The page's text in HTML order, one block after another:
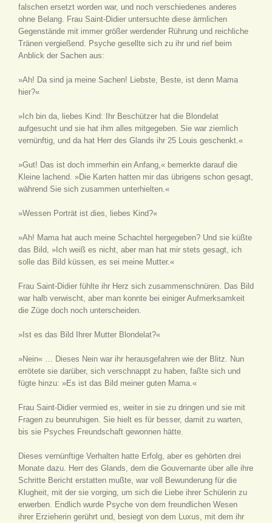
falschen ersetzt worden war, und noch verschiedenes anderes
ohne Belang. Frau Saint-Didier untersuchte diese ärmlichen
Gegenstände mit immer größer werdender Rührung und reichliche
Tränen vergießend. Psyche gesellte sich zu ihr und rief beim
Anblick der Sachen aus:
»Ah! Da sind ja meine Sachen! Liebste, Beste, ist denn Mama
hier?«
»Ich bin da, liebes Kind: Ihr Beschützer hat die Blondelat
aufgesucht und sie hat ihm alles mitgegeben. Sie war ziemlich
vernünftig, und da hat Herr des Glands ihr 25 Louis geschenkt.«
»Gut! Das ist doch immerhin ein Anfang,« bemerkte darauf die
Kleine lachend. »Die Karten hatten mir das übrigens schon gesagt,
während Sie sich zusammen unterhielten.«
»Wessen Porträt ist dies, liebes Kind?«
»Ah! Mama hat auch meine Schachtel hergegeben? Und sie küßte
das Bild, »Ich weiß es nicht, aber man hat mir stets gesagt, ich
solle das Bild küssen, es sei meine Mutter.«
Frau Saint-Didier fühlte ihr Herz sich zusammenschnüren. Das Bild
war halb verwischt, aber man konnte bei einiger Aufmerksamkeit
die Züge doch noch unterscheiden.
»Ist es das Bild Ihrer Mutter Blondelat?«
»Nein« … Dieses Nein war ihr herausgefahren wie der Blitz. Nun
errötete sie darüber, sich verschnappt zu haben, faßte sich und
fügte hinzu: »Es ist das Bild meiner guten Mama.«
Frau Saint-Didier vermied es, weiter in sie zu dringen und sie mit
Fragen zu beunruhigen. Sie hielt es für besser, damit zu warten,
bis sie Psyches Freundschaft gewonnen hätte.
Dieses vernünftige Verhalten hatte Erfolg, aber es gehörten drei
Monate dazu. Herr des Glands, dem die Gouvernante über alle ihre
Schritte Bericht erstatten mußte, war voll Bewunderung für die
Klugheit, mit der sie vorging, um sich die Liebe ihrer Schülerin zu
erwerben. Endlich wurde Psyche von dem freundlichen Wesen
ihrer Erzieherin gerührt und, besiegt von dem Luxus, mit dem ihr